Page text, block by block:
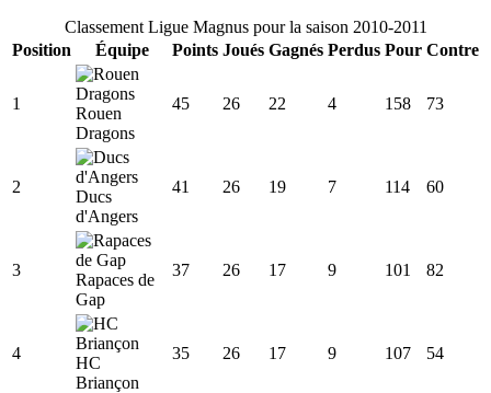
Classement Ligue Magnuspour la saison 2010-2011
Position
Équipe Points Joués Gagnés Perdus Pour Contre
1
Rouen
Dragons
45 26 22 4 158 73
2
Ducs
d'Angers
41 26 19 7 114 60
3
Rapaces de
Gap
37 26 17 9 101 82
4
HC
Briançon
35 26 17 9 107 54